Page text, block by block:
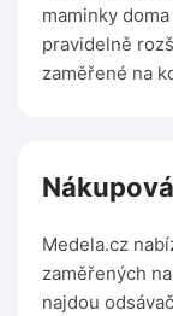
maminky
pravidelně
zaměřené na
Medela.cz
zaměřených
najdou